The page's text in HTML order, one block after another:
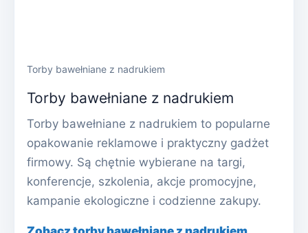
Torby bawełniane z nadrukiem
Torby bawełniane z nadrukiem
Torby bawełniane z nadrukiem to popularne
opakowanie reklamowe i praktyczny gadżet
firmowy. Są chętnie wybierane na targi,
konferencje, szkolenia, akcje promocyjne,
kampanie ekologiczne i codzienne zakupy.